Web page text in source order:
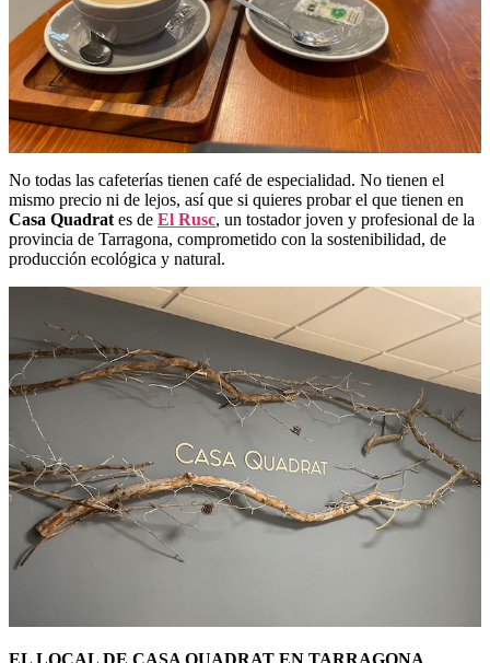
No todas las cafeterías tienen café de especialidad. No tienen el
mismo precio ni de lejos, así que si quieres probar el que tienen en
Casa Quadrat es de El Rusc, un tostador joven y profesional de la
provincia de Tarragona, comprometido con la sostenibilidad, de
producción ecológica y natural.